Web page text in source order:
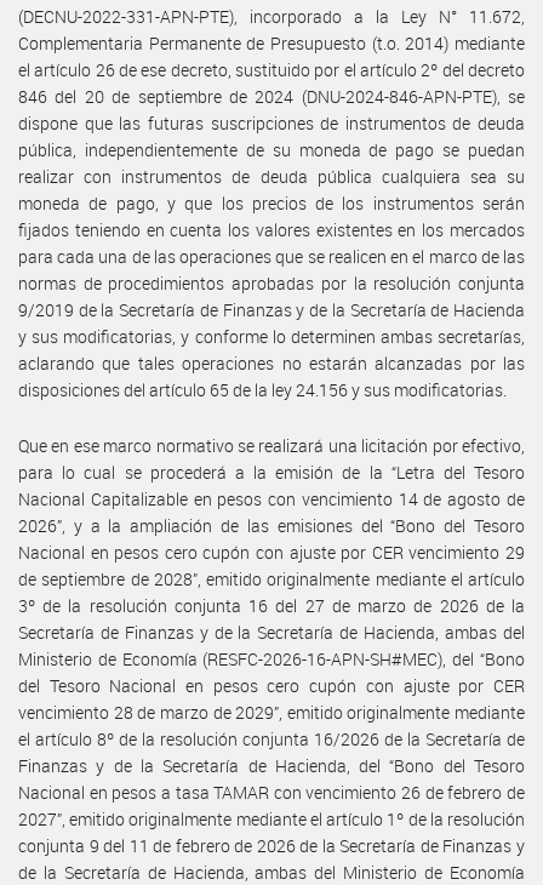
(DECNU-2022-331-APN-PTE), incorporado a la Ley N° 11.672,
Complementaria Permanente de Presupuesto (t.o. 2014) mediante
el artículo 26 de ese decreto, sustituido por el artículo 2º del decreto
846 del 20 de septiembre de 2024 (DNU-2024-846-APN-PTE), se
dispone que las futuras suscripciones de instrumentos de deuda
pública, independientemente de su moneda de pago se puedan
realizar con instrumentos de deuda pública cualquiera sea su
moneda de pago, y que los precios de los instrumentos serán
fijados teniendo en cuenta los valores existentes en los mercados
para cada una de las operaciones que se realicen en el marco de las
normas de procedimientos aprobadas por la resolución conjunta
9/2019 de la Secretaría de Finanzas y de la Secretaría de Hacienda
y sus modificatorias, y conforme lo determinen ambas secretarías,
aclarando que tales operaciones no estarán alcanzadas por las
disposiciones del artículo 65 de la ley 24.156 y sus modificatorias.
Que en ese marco normativo se realizará una licitación por efectivo,
para lo cual se procederá a la emisión de la “Letra del Tesoro
Nacional Capitalizable en pesos con vencimiento 14 de agosto de
2026”, y a la ampliación de las emisiones del “Bono del Tesoro
Nacional en pesos cero cupón con ajuste por CER vencimiento 29
de septiembre de 2028”, emitido originalmente mediante el artículo
3º de la resolución conjunta 16 del 27 de marzo de 2026 de la
Secretaría de Finanzas y de la Secretaría de Hacienda, ambas del
Ministerio de Economía (RESFC-2026-16-APN-SH#MEC), del “Bono
del Tesoro Nacional en pesos cero cupón con ajuste por CER
vencimiento 28 de marzo de 2029”, emitido originalmente mediante
el artículo 8º de la resolución conjunta 16/2026 de la Secretaría de
Finanzas y de la Secretaría de Hacienda, del “Bono del Tesoro
Nacional en pesos a tasa TAMAR con vencimiento 26 de febrero de
2027”, emitido originalmente mediante el artículo 1º de la resolución
conjunta 9 del 11 de febrero de 2026 de la Secretaría de Finanzas y
de la Secretaría de Hacienda, ambas del Ministerio de Economía